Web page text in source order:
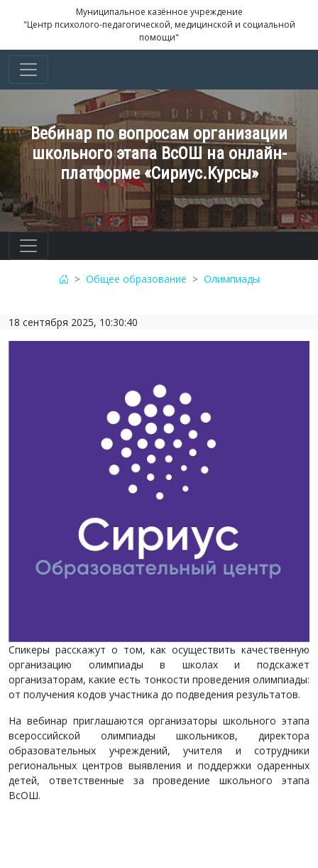
Муниципальное казённое учреждение
"Центр психолого-педагогической, медицинской и социальной
помощи"
Вебинар по вопросам организации
школьного этапа ВсОШ на онлайн-
платформе «Сириус.Курсы»
Общее образование Олимпиады
18 сентября 2025, 10:30:40
Спикеры расскажут о том, как осуществить качественную
организацию олимпиады в школах и подскажет
организаторам, какие есть тонкости проведения олимпиады:
от получения кодов участника до подведения результатов.
На вебинар приглашаются организаторы школьного этапа
всероссийской олимпиады школьников, директора
образовательных учреждений, учителя и сотрудники
региональных центров выявления и поддержки одаренных
детей, ответственные за проведение школьного этапа
ВсОШ.